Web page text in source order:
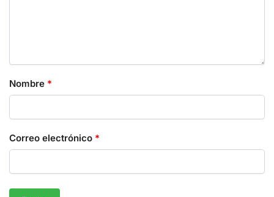
Nombre *
Correo electrónico *